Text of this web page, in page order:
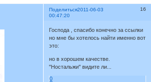
Поделиться 16
2011-06-03
00:47:20
Господа , спасибо конечно за ссылки
но мне бы хотелось найти именно вот
это:
но в хорошем качестве.
"Ностальжи" видите ли...
0